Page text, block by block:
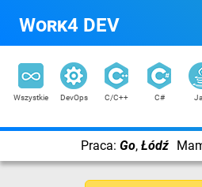
Work4 DEV
Wszystkie DevOps C/C++ C#
Praca: Go, Łódź